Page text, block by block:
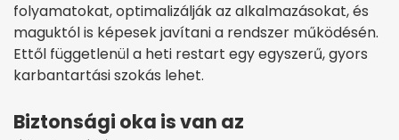
folyamatokat, optimalizálják az alkalmazásokat, és
maguktól is képesek javítani a rendszer működésén.
Ettől függetlenül a heti restart egy egyszerű, gyors
karbantartási szokás lehet.
Biztonsági oka is van az